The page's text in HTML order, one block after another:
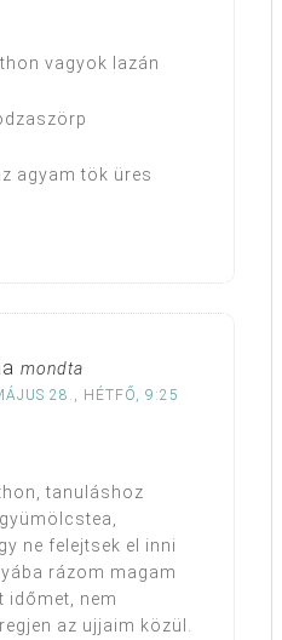
vagyok lazán
agyam tök üres
mondta
28., HÉTFŐ, 9:25
tanuláshoz
ne felejtsek el inni
rázom magam
időmet, nem
az ujjaim közül.